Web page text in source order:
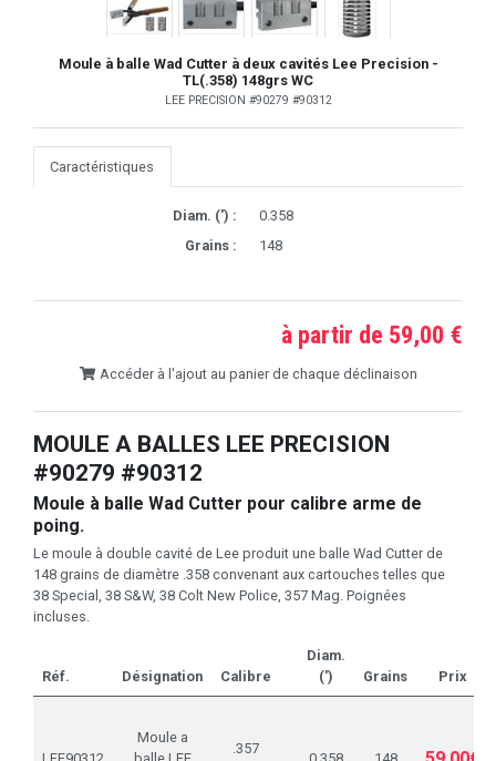
Moule à balle Wad Cutter à deux cavités Lee Precision -
TL(.358) 148grs WC
LEE PRECISION #90279 #90312
Caractéristiques
Diam. (') :
0.358
Grains :
148
à partir de 59,00 €
Accéder à l'ajout au panier de chaque déclinaison
MOULE A BALLES LEE PRECISION
#90279 #90312
Moule à balle Wad Cutter pour calibre arme de
poing.
Le moule à double cavité de Lee produit une balle Wad Cutter de
148 grains de diamètre .358 convenant aux cartouches telles que
38 Special, 38 S&W, 38 Colt New Police, 357 Mag. Poignées
incluses.
Réf. Désignation Calibre
Diam.
(')
Grains Prix
Moule a
.357